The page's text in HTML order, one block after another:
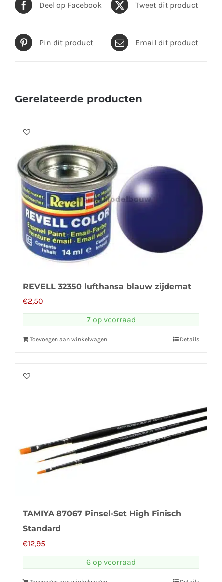
Deel op Facebook Tweet dit product
Pin dit product Email dit product
Gerelateerde producten
REVELL 32350 lufthansa blauw zijdemat
€2,50
7 op voorraad
Toevoegen aan winkelwagen Details
TAMIYA 87067 Pinsel-Set High Finisch
Standard
€12,95
6 op voorraad